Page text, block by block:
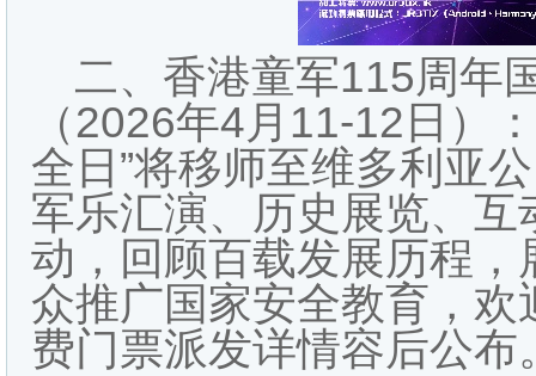
二、香港童军115周年
（2026年4月11-12日）
全日”将移师至维多利亚
军乐汇演、历史展览、
动，回顾百载发展历程
众推广国家安全教育，
费门票派发详情容后公布